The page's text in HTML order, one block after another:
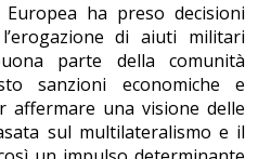
ha preso decisioni
di aiuti militari
parte della comunità
sanzioni economiche e
affermare una visione delle
sul multilateralismo e il